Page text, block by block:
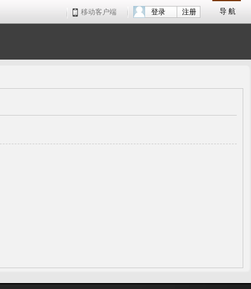
导 航
移动客户端 注册
登录